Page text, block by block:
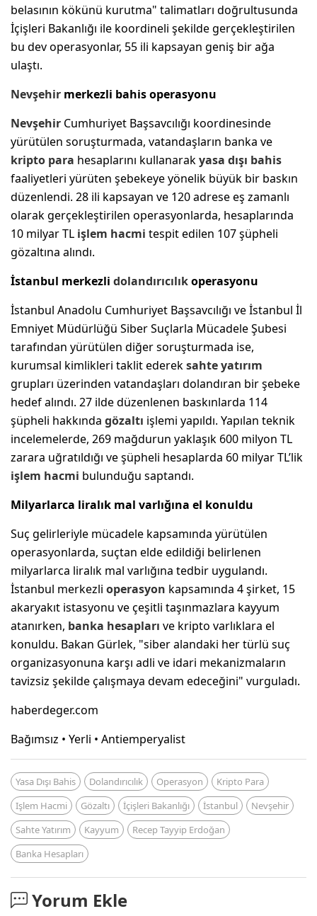
belasının kökünü kurutma" talimatları doğrultusunda
İçişleri Bakanlığı ile koordineli şekilde gerçekleştirilen
bu dev operasyonlar, 55 ili kapsayan geniş bir ağa
ulaştı.
Nevşehir merkezli bahis operasyonu
Nevşehir Cumhuriyet Başsavcılığı koordinesinde
yürütülen soruşturmada, vatandaşların banka ve
kripto para hesaplarını kullanarakyasa dışı bahis
faaliyetleri yürüten şebekeye yönelik büyük bir baskın
düzenlendi. 28 ili kapsayan ve 120 adrese eş zamanlı
olarak gerçekleştirilen operasyonlarda, hesaplarında
10 milyar TL işlem hacmi tespit edilen 107 şüpheli
gözaltına alındı.
İstanbul merkezli dolandırıcılıkoperasyonu
İstanbul Anadolu Cumhuriyet Başsavcılığı ve İstanbul İl
Emniyet Müdürlüğü Siber Suçlarla Mücadele Şubesi
tarafından yürütülen diğer soruşturmada ise,
kurumsal kimlikleri taklit edereksahte yatırım
grupları üzerinden vatandaşları dolandıran bir şebeke
hedef alındı. 27 ilde düzenlenen baskınlarda 114
şüpheli hakkında gözaltı işlemi yapıldı. Yapılan teknik
incelemelerde, 269 mağdurun yaklaşık 600 milyon TL
zarara uğratıldığı ve şüpheli hesaplarda 60 milyar TL’lik
işlem hacmi bulunduğu saptandı.
Milyarlarca liralık mal varlığına el konuldu
Suç gelirleriyle mücadele kapsamında yürütülen
operasyonlarda, suçtan elde edildiği belirlenen
milyarlarca liralık mal varlığına tedbir uygulandı.
İstanbul merkezli operasyon kapsamında 4 şirket, 15
akaryakıt istasyonu ve çeşitli taşınmazlara kayyum
atanırken, banka hesapları ve kripto varlıklara el
konuldu. Bakan Gürlek, "siber alandaki her türlü suç
organizasyonuna karşı adli ve idari mekanizmaların
tavizsiz şekilde çalışmaya devam edeceğini" vurguladı.
haberdeger.com
Bağımsız • Yerli • Antiemperyalist
Yasa Dışı Bahis Dolandırıcılık Operasyon
Kripto Para
Işlem Hacmi
Gözaltı İçişleri Bakanlığı İstanbul
Nevşehir
Sahte Yatırım
Kayyum
Recep Tayyip Erdoğan
Banka Hesapları
Yorum Ekle